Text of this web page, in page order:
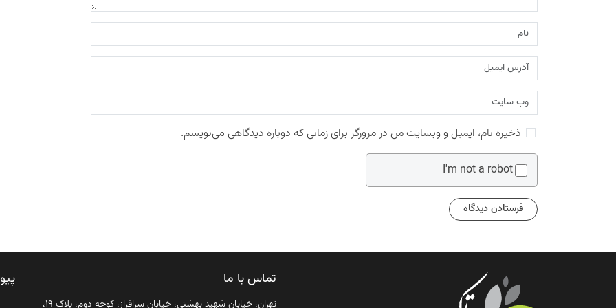
ذخیره نام، ایمیل و وبسایت من در مرورگر برای زمانی که دوباره دیدگاهی می‌نویسم.
I'm not a robot
تماس با ما
تهران، خیابان شهید بهشتی، خیابان سرافراز، کوچه دوم، پلاک ۱۹،